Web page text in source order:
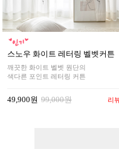
스노우 화이트 레터링 벨벳커튼
깨끗한 화이트 벨벳 원단의
색다른 포인트 레터링 커튼
49,900원 99,000원 리